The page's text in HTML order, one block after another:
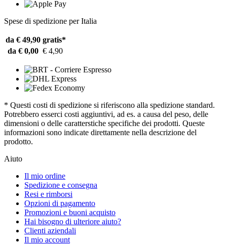
Spese di spedizione per Italia
da € 49,90 gratis*
da € 0,00 € 4,90
* Questi costi di spedizione si riferiscono alla spedizione standard.
Potrebbero esserci costi aggiuntivi, ad es. a causa del peso, delle
dimensioni o delle caratterstiche specifiche dei prodotti. Queste
informazioni sono indicate direttamente nella descrizione del
prodotto.
Aiuto
Il mio ordine
Spedizione e consegna
Resi e rimborsi
Opzioni di pagamento
Promozioni e buoni acquisto
Hai bisogno di ulteriore aiuto?
Clienti aziendali
Il mio account